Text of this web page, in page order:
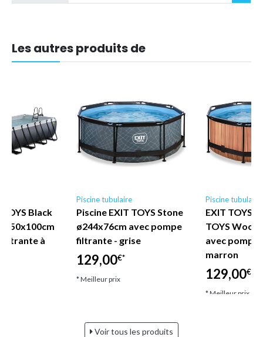
Les autres produits de
Black
filtrante à
Piscine tubulaire
Piscine EXIT TOYS Stone
ø244x76cm avec pompe
filtrante - grise
129,00€*
* Meilleur prix
Piscine tubulaire
EXIT TOYS -
TOYS
avec pompe
marron
129,00€*
* Meilleur prix
Voir tous les produits